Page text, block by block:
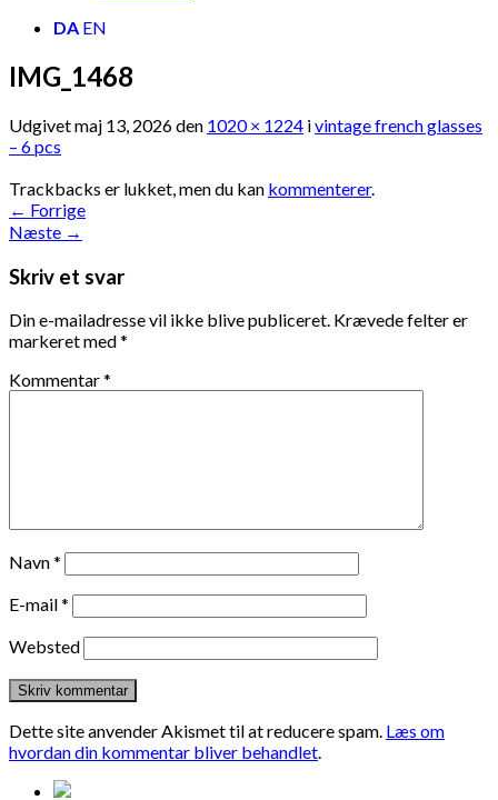
DA EN
IMG_1468
Udgivetmaj 13, 2026den 1020 × 1224 ivintage french glasses
– 6 pcs
Trackbacks er lukket, men du kan kommenterer.
← Forrige
Næste →
Skriv et svar
Din e-mailadresse vil ikke blive publiceret. Krævede felter er
markeret med*
Kommentar*
Navn*
E-mail*
Websted
Dette site anvender Akismet til at reducere spam. Læs om
hvordan din kommentar bliver behandlet.